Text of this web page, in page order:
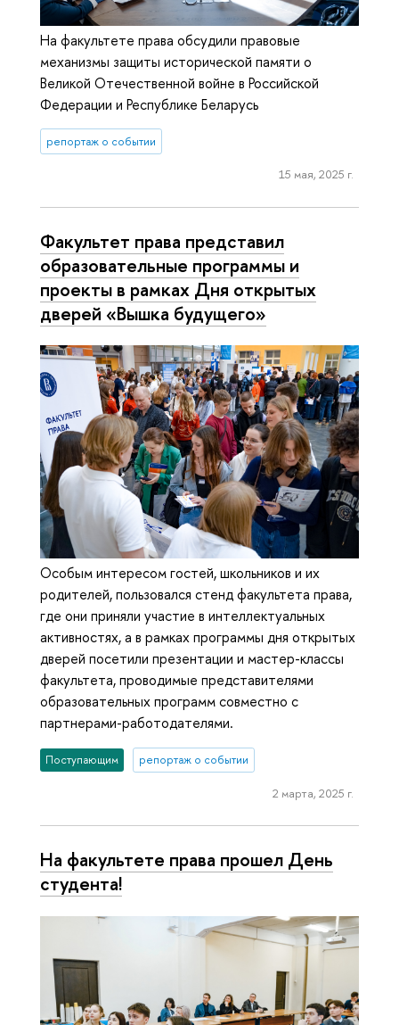
На факультете права обсудили правовые
механизмы защиты исторической памяти о
Великой Отечественной войне в Российской
Федерации и Республике Беларусь
репортаж о событии
15 мая, 2025 г.
Факультет права представил
образовательные программы и
проекты в рамках Дня открытых
дверей «Вышка будущего»
Особым интересом гостей, школьников и их
родителей, пользовался стенд факультета права,
где они приняли участие в интеллектуальных
активностях, а в рамках программы дня открытых
дверей посетили презентации и мастер-классы
факультета, проводимые представителями
образовательных программ совместно с
партнерами-работодателями.
Поступающим репортаж о событии
2 марта, 2025 г.
На факультете права прошел День
студента!